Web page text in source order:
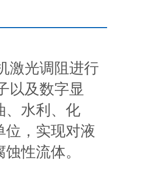
激光调阻进行
以及数字显
、水利、化
位，实现对液
性流体。